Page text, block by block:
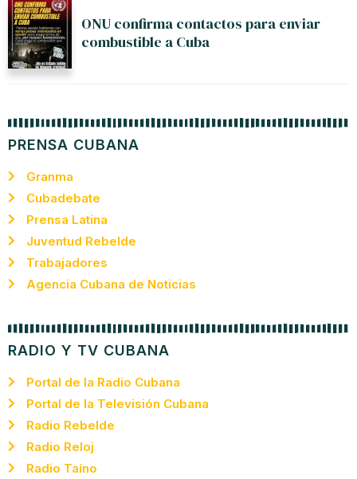
ONU confirma contactos para enviar
combustible a Cuba
PRENSA CUBANA
Granma
Cubadebate
Prensa Latina
Juventud Rebelde
Trabajadores
Agencia Cubana de Noticias
RADIO Y TV CUBANA
Portal de la Radio Cubana
Portal de la Televisión Cubana
Radio Rebelde
Radio Reloj
Radio Taíno